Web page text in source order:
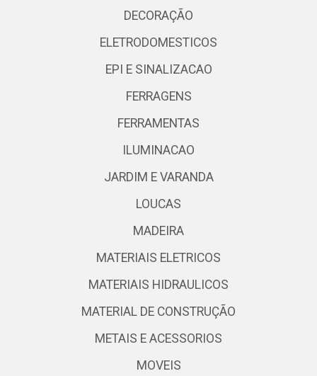
DECORAÇÃO
ELETRODOMESTICOS
EPI E SINALIZACAO
FERRAGENS
FERRAMENTAS
ILUMINACAO
JARDIM E VARANDA
LOUCAS
MADEIRA
MATERIAIS ELETRICOS
MATERIAIS HIDRAULICOS
MATERIAL DE CONSTRUÇÃO
METAIS E ACESSORIOS
MOVEIS